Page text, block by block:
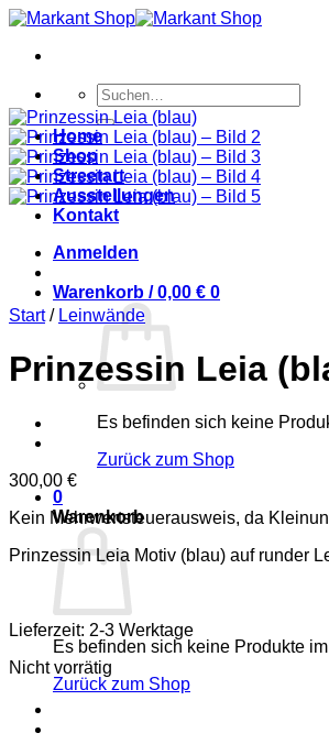
Zum
springen
Suchen
nach:
Home
Shop
Streetart
Ausstellungen
Kontakt
Anmelden
Warenkorb /0,00 € 0
Es befinden sich keine
Zurück zum Shop
0
Warenkorb
Es befinden sich keine Produkte
Zurück zum Shop
Start / Leinwände
Prinzessin Leia
300,00 €
Kein Mehrwertsteuerausweis, da
Prinzessin Leia Motiv (blau) auf runder
Lieferzeit: 2-3 Werktage
Nicht vorrätig